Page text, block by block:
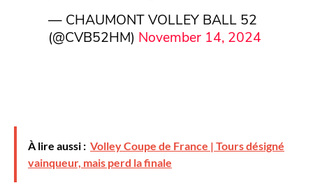
— CHAUMONT VOLLEY BALL 52
(@CVB52HM) November 14, 2024
À lire aussi : Volley Coupe de France | Tours désigné
vainqueur, mais perd la finale